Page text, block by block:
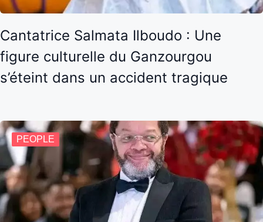
Cantatrice Salmata Ilboudo : Une
figure culturelle du Ganzourgou
s’éteint dans un accident tragique
PEOPLE